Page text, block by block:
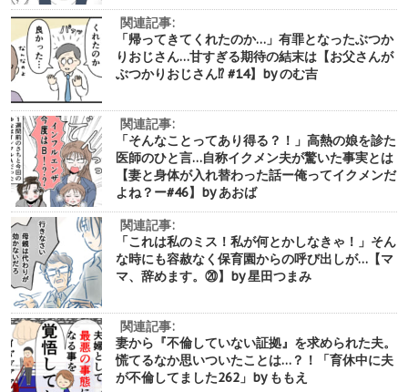
関連記事:
「帰ってきてくれたのか…」有罪となったぶつか
りおじさん…甘すぎる期待の結末は【お父さんが
ぶつかりおじさん⁉︎ #14】by のむ吉
関連記事:
「そんなことってあり得る？！」高熱の娘を診た
医師のひと言…自称イクメン夫が驚いた事実とは
【妻と身体が入れ替わった話ー俺ってイクメンだ
よね？ー#46】by あおば
関連記事:
「これは私のミス！私が何とかしなきゃ！」そん
な時にも容赦なく保育園からの呼び出しが…【マ
マ、辞めます。⑳】by 星田つまみ
関連記事:
妻から『不倫していない証拠』を求められた夫。
慌てるなか思いついたことは…？！「育休中に夫
が不倫してました262」by ももえ